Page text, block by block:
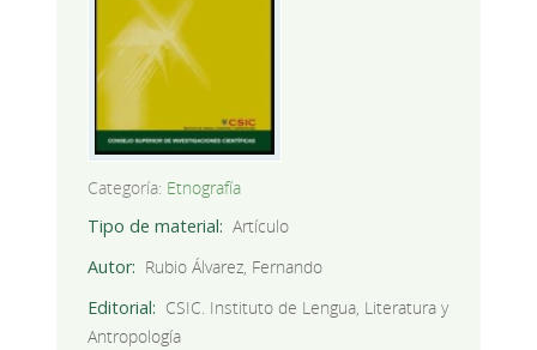
Categoría: Etnografía
Tipo de material
Artículo
Autor
Rubio Álvarez, Fernando
Editorial
CSIC. Instituto de Lengua, Literatura y
Antropología